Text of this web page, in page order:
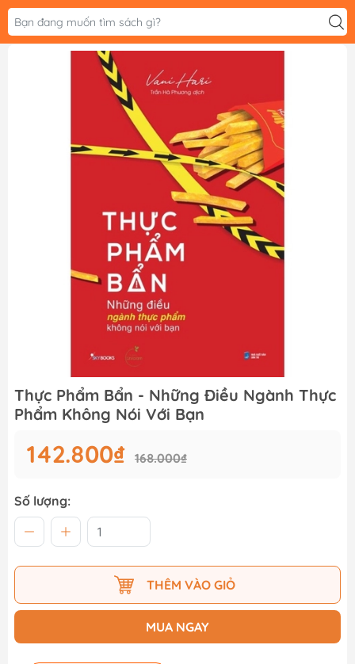
Thực Phẩm Bẩn - Những Điều Ngành Thực
Phẩm Không Nói Với Bạn
142.800₫ 168.000₫
Số lượng:
THÊM VÀO GIỎ
MUA NGAY